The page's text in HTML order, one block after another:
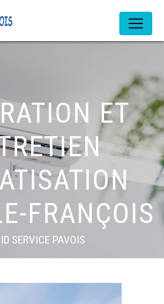
ET
FRANÇOIS
SERVICE PAVOIS
cookies